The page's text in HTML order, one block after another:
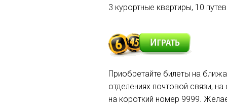
3 курортные квартиры, 10
Приобретайте билеты на
отделениях почтовой связи,
на короткий номер 9999.